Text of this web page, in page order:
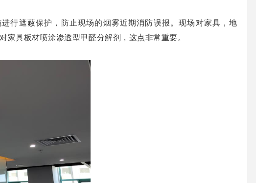
行遮蔽保护，防止现场的烟雾近期消防误报。现场对家具，地
家具板材喷涂渗透型甲醛分解剂，这点非常重要。